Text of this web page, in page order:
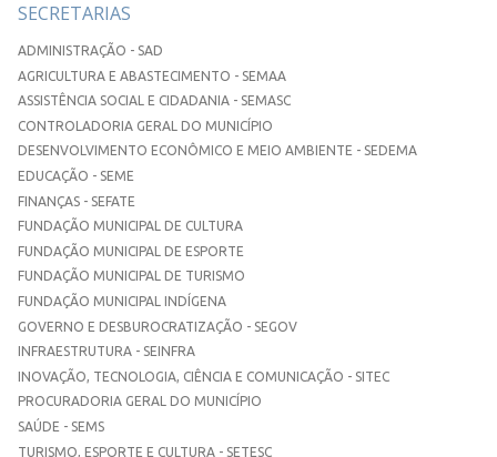
SECRETARIAS
ADMINISTRAÇÃO - SAD
AGRICULTURA E ABASTECIMENTO - SEMAA
ASSISTÊNCIA SOCIAL E CIDADANIA - SEMASC
CONTROLADORIA GERAL DO MUNICÍPIO
DESENVOLVIMENTO ECONÔMICO E MEIO AMBIENTE - SEDEMA
EDUCAÇÃO - SEME
FINANÇAS - SEFATE
FUNDAÇÃO MUNICIPAL DE CULTURA
FUNDAÇÃO MUNICIPAL DE ESPORTE
FUNDAÇÃO MUNICIPAL DE TURISMO
FUNDAÇÃO MUNICIPAL INDÍGENA
GOVERNO E DESBUROCRATIZAÇÃO - SEGOV
INFRAESTRUTURA - SEINFRA
INOVAÇÃO, TECNOLOGIA, CIÊNCIA E COMUNICAÇÃO - SITEC
PROCURADORIA GERAL DO MUNICÍPIO
SAÚDE - SEMS
TURISMO, ESPORTE E CULTURA - SETESC